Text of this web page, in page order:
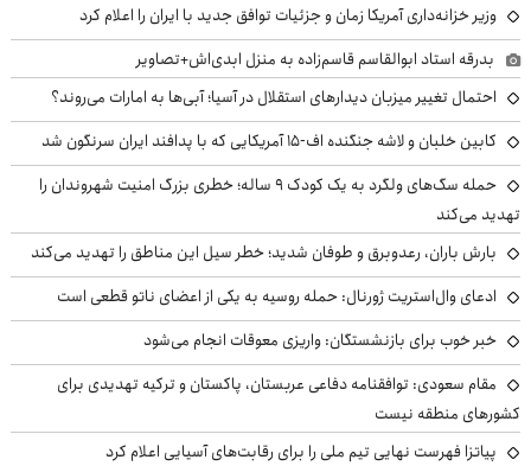
وزیر خزانه‌داری آمریکا زمان و جزئیات توافق جدید با ایران را اعلام کرد
بدرقه استاد ابوالقاسم قاسم‌زاده به منزل ابدی‌اش+تصاویر
احتمال تغییر میزبان دیدارهای استقلال در آسیا؛ آبی‌ها به امارات می‌روند؟
کابین خلبان و لاشه جنگنده اف-۱۵ آمریکایی که با پدافند ایران سرنگون شد
حمله سگ‌های ولگرد به یک کودک ۹ ساله؛ خطری بزرگ امنیت شهروندان را
تهدید می‌کند
بارش باران، رعدوبرق و طوفان شدید؛ خطر سیل این مناطق را تهدید می‌کند
ادعای وال‌استریت ژورنال: حمله روسیه به یکی از اعضای ناتو قطعی است
خبر خوب برای بازنشستگان: واریزی معوقات انجام می‌شود
مقام سعودی: توافقنامه دفاعی عربستان، پاکستان و ترکیه تهدیدی برای
کشورهای منطقه نیست
پیاتزا فهرست نهایی تیم ملی را برای رقابت‌های آسیایی اعلام کرد